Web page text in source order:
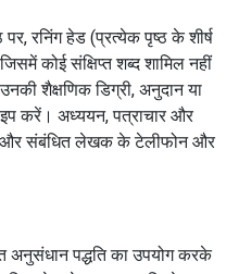
रनिंग हेड (प्रत्येक पृष्ठ के शीर्ष
कोई संक्षिप्त शब्द शामिल नहीं
शैक्षणिक डिग्री, अनुदान या
करें। अध्ययन, पत्राचार और
और संबंधित लेखक के टेलीफोन और
अनुसंधान पद्धति का उपयोग करके